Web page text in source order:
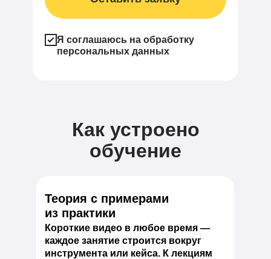
Я соглашаюсь на обработку
персональных данных
Теория с примерами
из практики
Короткие видео в любое время —
каждое занятие строится вокруг
инструмента или кейса. К лекциям
Как устроено
обучение